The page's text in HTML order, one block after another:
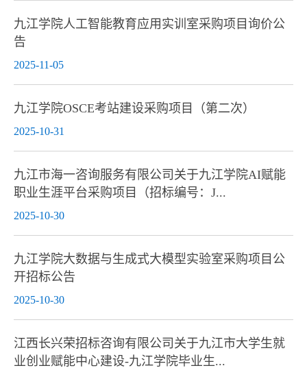
九江学院人工智能教育应用实训室采购项目询价公
告
2025-11-05
九江学院OSCE考站建设采购项目（第二次）
2025-10-31
九江市海一咨询服务有限公司关于九江学院AI赋能
职业生涯平台采购项目（招标编号：J...
2025-10-30
九江学院大数据与生成式大模型实验室采购项目公
开招标公告
2025-10-30
江西长兴荣招标咨询有限公司关于九江市大学生就
业创业赋能中心建设-九江学院毕业生...